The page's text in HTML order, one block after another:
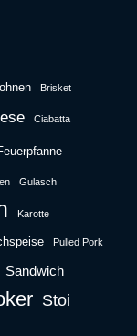
Brisket
Ciabatta
Gulasch
Karotte
Pulled Pork
Sandwich
Stoi